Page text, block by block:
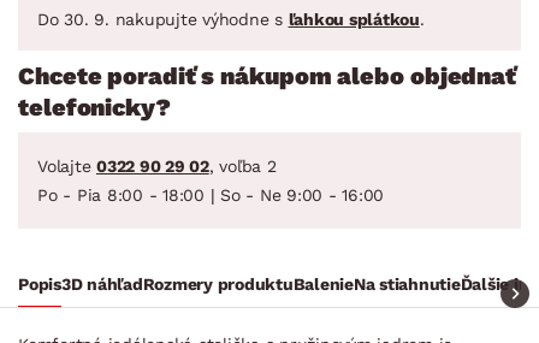
Do 30. 9. nakupujte výhodne s ľahkou splátkou.
Chcete poradiť s nákupom alebo objednať
telefonicky?
Volajte 0322 90 29 02, voľba 2
Po - Pia 8:00 - 18:00 | So - Ne 9:00 - 16:00
Popis3D náhľadRozmery produktuBalenieNa stiahnutieĎalšie